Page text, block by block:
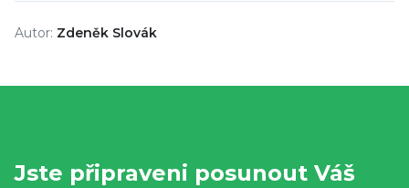
Autor: Zdeněk Slovák
Jste připraveni posunout Váš